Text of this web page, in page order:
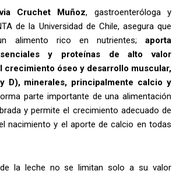
Cruchet Muñoz, gastroenteróloga y
de la Universidad de Chile, asegura que
alimento rico en nutrientes; aporta
y proteínas de
alto valor
crecimiento óseo y desarrollo muscular,
D), minerales, principalmente calcio y
parte importante de una alimentación
y permite el crecimiento adecuado de
nacimiento y el aporte de calcio en todas
la leche no se limitan solo a su valor